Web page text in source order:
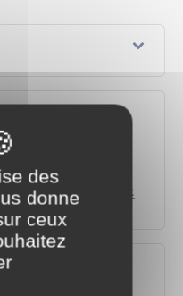
pour obtenir
obtenir un crédit
des
donne
ceux